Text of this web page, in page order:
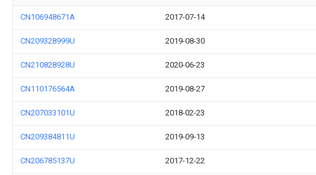
CN106948671A 2017-07-14
CN209328999U 2019-08-30
CN210828928U 2020-06-23
CN110176564A 2019-08-27
CN207033101U 2018-02-23
CN209384811U 2019-09-13
CN206785137U 2017-12-22